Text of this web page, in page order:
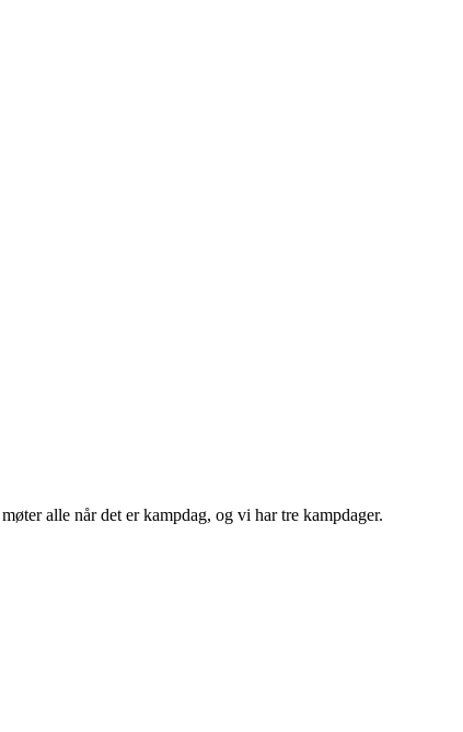
alle når det er kampdag, og vi har tre kampdager.